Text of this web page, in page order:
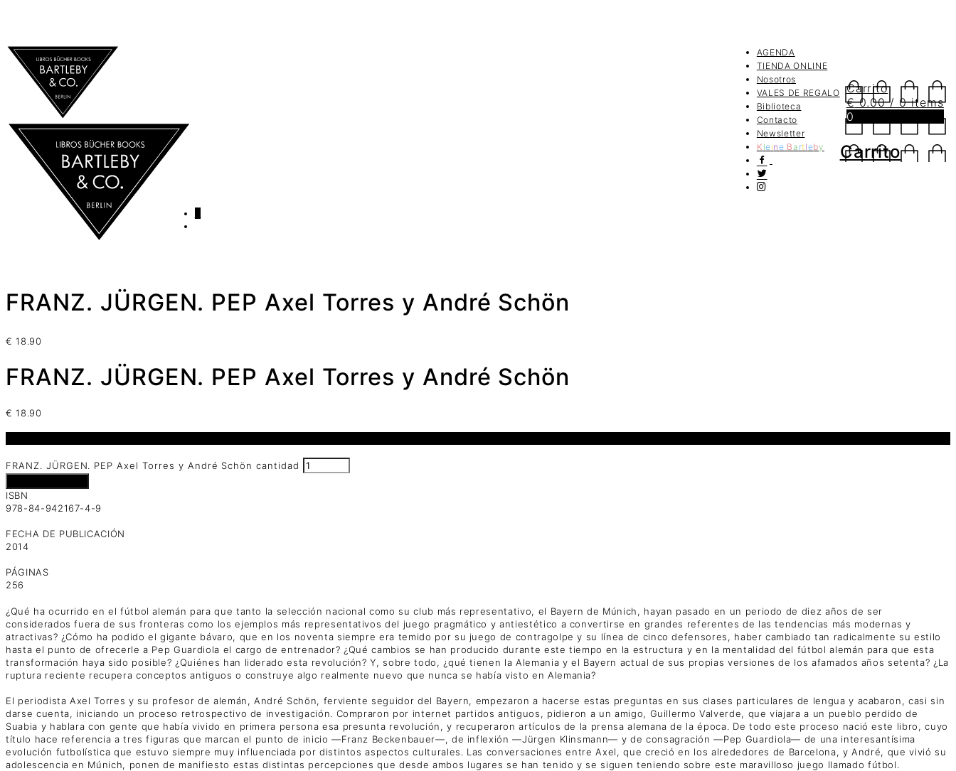
AGENDA
TIENDA ONLINE
Nosotros
VALES DE REGALO
Biblioteca
Contacto
Newsletter
K leine Ba rtleby
Carrito
€0.00 / 0 items
0
Carrito
FRANZ. JÜRGEN. PEP Axel Torres y André Schön
€ 18.90
FRANZ. JÜRGEN. PEP Axel Torres y André Schön
€ 18.90
FRANZ. JÜRGEN. PEP Axel Torres y André Schön cantidad
ISBN
978-84-942167-4-9
FECHA DE PUBLICACIÓN
2014
PÁGINAS
256
¿Qué ha ocurrido en el fútbol alemán para que tanto la selección nacional como su club más representativo, el Bayern de Múnich, hayan pasado en un periodo de diez años de ser
considerados fuera de sus fronteras como los ejemplos más representativos del juego pragmático y antiestético a convertirse en grandes referentes de las tendencias más modernas y
atractivas? ¿Cómo ha podido el gigante bávaro, que en los noventa siempre era temido por su juego de contragolpe y su línea de cinco defensores, haber cambiado tan radicalmente su estilo
hasta el punto de ofrecerle a Pep Guardiola el cargo de entrenador? ¿Qué cambios se han producido durante este tiempo en la estructura y en la mentalidad del fútbol alemán para que esta
transformación haya sido posible? ¿Quiénes han liderado esta revolución? Y, sobre todo, ¿qué tienen la Alemania y el Bayern actual de sus propias versiones de los afamados años setenta? ¿La
ruptura reciente recupera conceptos antiguos o construye algo realmente nuevo que nunca se había visto en Alemania?
El periodista Axel Torres y su profesor de alemán, André Schön, ferviente seguidor del Bayern, empezaron a hacerse estas preguntas en sus clases particulares de lengua y acabaron, casi sin
darse cuenta, iniciando un proceso retrospectivo de investigación. Compraron por internet partidos antiguos, pidieron a un amigo, Guillermo Valverde, que viajara a un pueblo perdido de
Suabia y hablara con gente que había vivido en primera persona esa presunta revolución, y recuperaron artículos de la prensa alemana de la época. De todo este proceso nació este libro, cuyo
título hace referencia a tres figuras que marcan el punto de inicio —Franz Beckenbauer—, de inflexión —Jürgen Klinsmann— y de consagración —Pep Guardiola— de una interesantísima
evolución futbolística que estuvo siempre muy influenciada por distintos aspectos culturales. Las conversaciones entre Axel, que creció en los alrededores de Barcelona, y André, que vivió su
adolescencia en Múnich, ponen de manifiesto estas distintas percepciones que desde ambos lugares se han tenido y se siguen teniendo sobre este maravilloso juego llamado fútbol.